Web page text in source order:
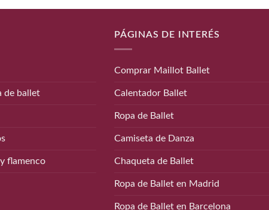
de ballet
flamenco
PÁGINAS DE INTERÉS
Comprar Maillot Ballet
Calentador Ballet
Ropa de Ballet
Camiseta de Danza
Chaqueta de Ballet
Ropa de Ballet en Madrid
Ropa de Ballet en Barcelona